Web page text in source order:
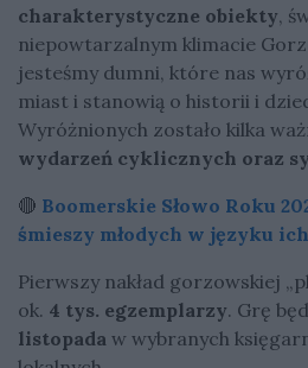
charakterystyczne obiekty,
niepowtarzalnym klimacie
jesteśmy dumni, które nas
miast i stanowią o historii i
Wyróżnionych zostało kilka
wydarzeń cyklicznych oraz
🔴 Boomerskie Słowo Roku
śmieszy młodych w języku
Pierwszy nakład gorzowskiej
ok. 4 tys. egzemplarzy. Grę
listopada w wybranych